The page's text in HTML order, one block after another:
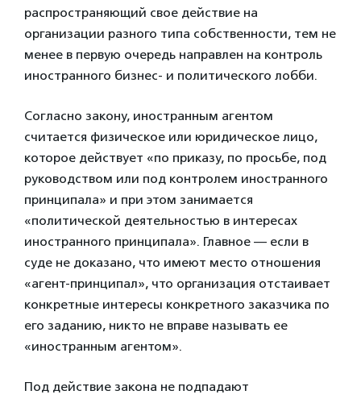
распространяющий свое действие на
организации разного типа собственности, тем не
менее в первую очередь направлен на контроль
иностранного бизнес- и политического лобби.
Согласно закону, иностранным агентом
считается физическое или юридическое лицо,
которое действует «по приказу, по просьбе, под
руководством или под контролем иностранного
принципала» и при этом занимается
«политической деятельностью в интересах
иностранного принципала». Главное — если в
суде не доказано, что имеют место отношения
«агент-принципал», что организация отстаивает
конкретные интересы конкретного заказчика по
его заданию, никто не вправе называть ее
«иностранным агентом».
Под действие закона не подпадают